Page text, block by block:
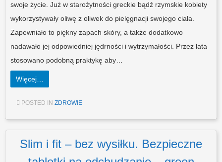
swoje życie. Już w starożytności greckie bądź rzymskie kobiety
wykorzystywały oliwę z oliwek do pielęgnacji swojego ciała.
Zapewniało to piękny zapach skóry, a także dodatkowo
nadawało jej odpowiedniej jędrności i wytrzymałości. Przez lata
stosowano podobną praktykę aby…
Więcej…
POSTED IN ZDROWIE
Slim i fit – bez wysiłku. Bezpieczne